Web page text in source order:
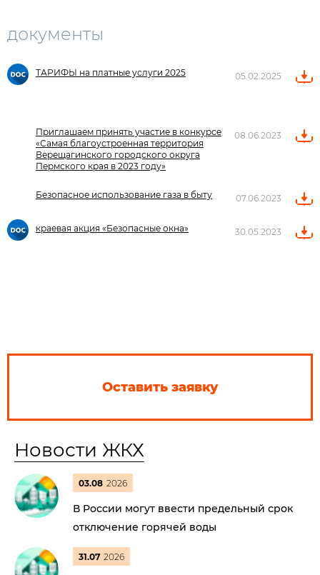
документы
ТАРИФЫ на платные услуги 2025 05.02.2025
Приглашаем принять участие в конкурсе
«Самая благоустроенная территория
Верещагинского городского округа
Пермского края в 2023 году»
08.06.2023
Безопасное использование газа в быту 07.06.2023
краевая акция «Безопасные окна» 30.05.2023
Оставить заявку
Новости ЖКХ
03.08 2026
В России могут ввести предельный срок
отключение горячей воды
31.07 2026